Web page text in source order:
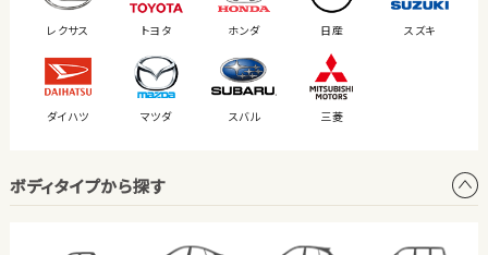
レクサス トヨタ ホンダ 日産 スズキ
ダイハツ マツダ スバル 三菱
ボディタイプから探す